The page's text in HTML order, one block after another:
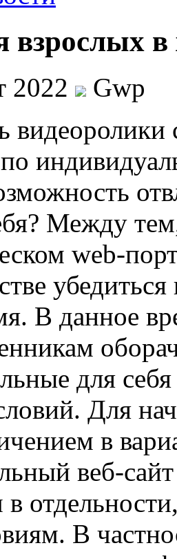
взрослых
2022
Gwp
Между
web-
В данное
для
Для
в
веб-
в
В